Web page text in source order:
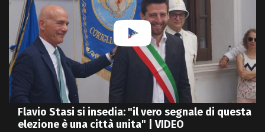
Flavio Stasi si insedia: "il vero segnale di questa
elezione è una città unita" | VIDEO